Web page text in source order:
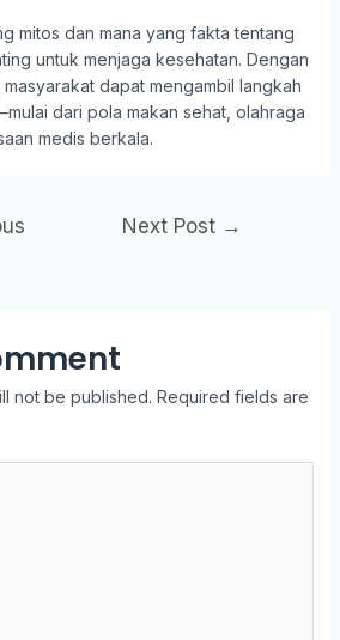
mitos dan mana yang fakta tentang
untuk menjaga kesehatan. Dengan
dapat mengambil langkah
dari pola makan sehat, olahraga
medis berkala.
Next Post →
not be published. Required fields are